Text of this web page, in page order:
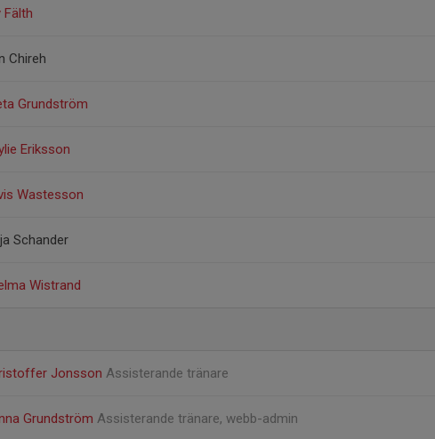
Fälth
Chireh
Grundström
Eriksson
Wastesson
Schander
Wistrand
Jonsson Assisterande tränare
Grundström Assisterande tränare, webb-admin